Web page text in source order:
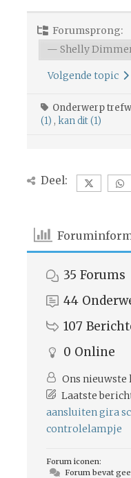
Forumsprong:
Volgende topic
Onderwerp
(1) , kan dit (1)
Deel:
35 Forums
44
107
0 Online
Ons nieuwste
Laatste
aansluiten gira
controlelampje
Forum iconen:
Forum bevat